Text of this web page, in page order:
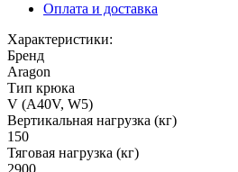
Оплата и доставка
Характеристики:
Бренд
Aragon
Тип крюка
V (A40V, W5)
Вертикальная нагрузка (кг)
150
Тяговая нагрузка (кг)